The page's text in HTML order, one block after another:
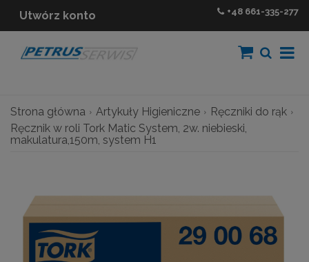
Utwórz konto +48 661-335-277
Strona główna Artykuły Higieniczne
Ręczniki do rąk
Ręcznik w roli Tork Matic System, 2w. niebieski,
makulatura,150m, system H1